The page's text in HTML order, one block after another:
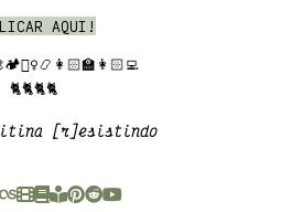
AQUI !
🐈🐈🐈🐈
[r]esistindo